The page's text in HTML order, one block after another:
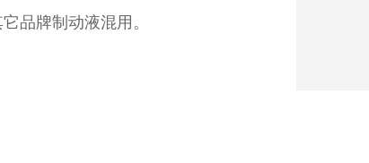
品牌制动液混用。